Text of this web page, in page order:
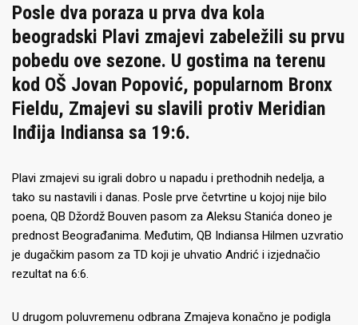
Posle dva poraza u prva dva kola
beogradski Plavi zmajevi zabeležili su prvu
pobedu ove sezone. U gostima na terenu
kod OŠ Jovan Popović, popularnom Bronx
Fieldu, Zmajevi su slavili protiv Meridian
Inđija Indiansa sa 19:6.
Plavi zmajevi su igrali dobro u napadu i prethodnih nedelja, a
tako su nastavili i danas. Posle prve četvrtine u kojoj nije bilo
poena, QB Džordž Bouven pasom za Aleksu Stanića doneo je
prednost Beograđanima. Međutim, QB Indiansa Hilmen uzvratio
je dugačkim pasom za TD koji je uhvatio Andrić i izjednačio
rezultat na 6:6.
U drugom poluvremenu odbrana Zmajeva konačno je podigla